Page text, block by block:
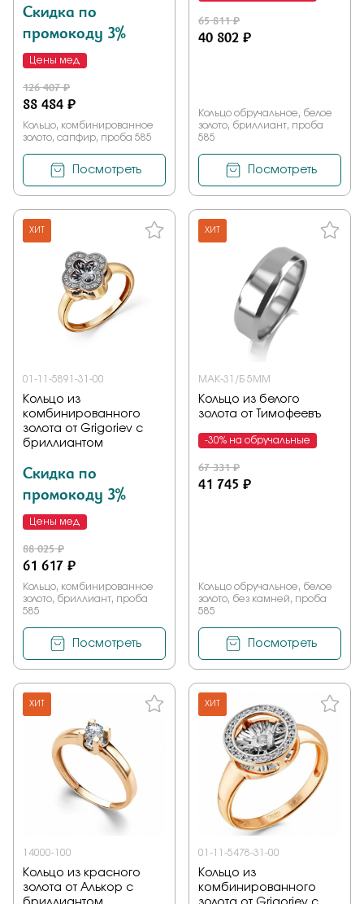
Скидка по
промокоду 3%
Цены мед
126 407 ₽
88 484 ₽
Кольцо, комбинированное
золото, сапфир, проба 585
Посмотреть
65 811 ₽
40 802 ₽
Кольцо обручальное, белое
золото, бриллиант, проба
585
Посмотреть
ХИТ
01-11-5891-31-00
Кольцо из
комбинированного
золота от Grigoriev с
бриллиантом
Скидка по
промокоду 3%
Цены мед
88 025 ₽
61 617 ₽
Кольцо, комбинированное
золото, бриллиант, проба
585
Посмотреть
ХИТ
МАК-31/Б 5ММ
Кольцо из белого
золота от Тимофеевъ
-30% на обручальные
67 331 ₽
41 745 ₽
Кольцо обручальное, белое
золото, без камней, проба
585
Посмотреть
ХИТ
14000-100
Кольцо из красного
золота от Алькор с
ХИТ
01-11-5478-31-00
Кольцо из
комбинированного